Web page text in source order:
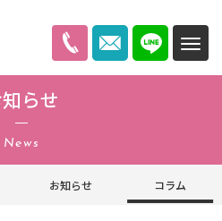
アマリエ
らせ
News
お知らせ コラム